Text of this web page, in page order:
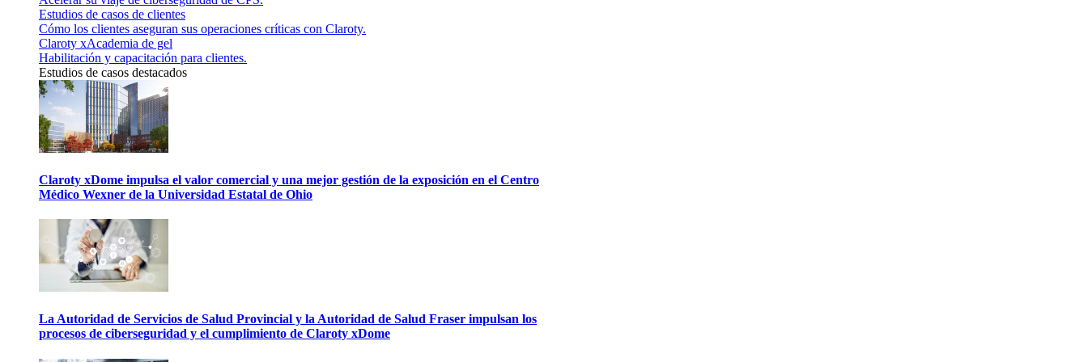
Estudios de casos de clientes
Cómo los clientes aseguran sus operaciones críticas con Claroty.
Claroty xAcademia de gel
Habilitación y capacitación para clientes.
Estudios de casos destacados
Claroty xDome impulsa el valor comercial y una mejor gestión de la exposición en el Centro
Médico Wexner de la Universidad Estatal de Ohio
La Autoridad de Servicios de Salud Provincial y la Autoridad de Salud Fraser impulsan los
procesos de ciberseguridad y el cumplimiento de Claroty xDome